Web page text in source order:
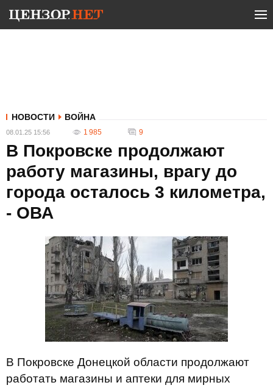
НОВОСТИ ВОЙНА
08.01.25 15:56 1 985 9
В Покровске продолжают
работу магазины, врагу до
города осталось 3 километра,
- ОВА
В Покровске Донецкой области продолжают
работать магазины и аптеки для мирных